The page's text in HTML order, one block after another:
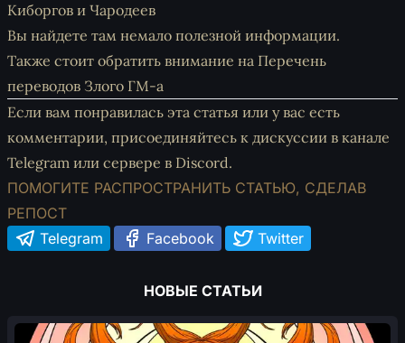
Киборгов и Чародеев
Вы найдете там немало полезной информации.
Также стоит обратить внимание на Перечень
переводов Злого ГМ-а
Если вам понравилась эта статья или у вас есть
комментарии, присоединяйтесь к дискуссии в канале
Telegram или сервере в Discord.
ПОМОГИТЕ РАСПРОСТРАНИТЬ СТАТЬЮ, СДЕЛАВ
РЕПОСТ
Telegram
Facebook Twitter
НОВЫЕ СТАТЬИ